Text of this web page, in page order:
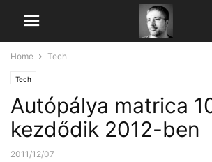
Home Tech
Tech
Autópálya matrica
kezdődik 2012-ben
2011/12/07